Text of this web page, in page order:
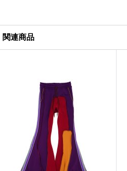
関連商品